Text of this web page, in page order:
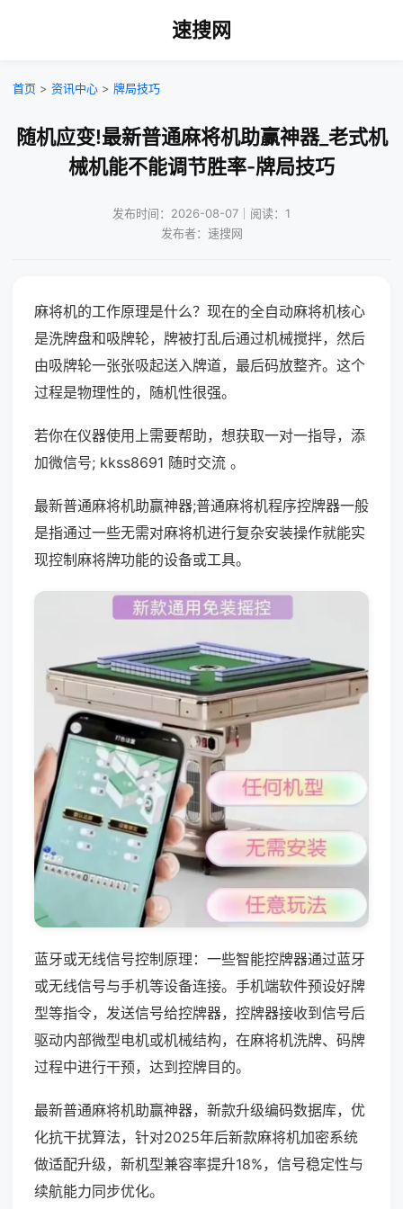
速搜网
首页 > 资讯中心 > 牌局技巧
随机应变!最新普通麻将机助赢神器_老式机
械机能不能调节胜率-牌局技巧
发布时间：2026-08-07｜阅读：1
发布者：速搜网
麻将机的工作原理是什么？现在的全自动麻将机核心
是洗牌盘和吸牌轮，牌被打乱后通过机械搅拌，然后
由吸牌轮一张张吸起送入牌道，最后码放整齐。这个
过程是物理性的，随机性很强。
若你在仪器使用上需要帮助，想获取一对一指导，添
加微信号; kkss8691 随时交流 。
最新普通麻将机助赢神器;普通麻将机程序控牌器一般
是指通过一些无需对麻将机进行复杂安装操作就能实
现控制麻将牌功能的设备或工具。
蓝牙或无线信号控制原理：一些智能控牌器通过蓝牙
或无线信号与手机等设备连接。手机端软件预设好牌
型等指令，发送信号给控牌器，控牌器接收到信号后
驱动内部微型电机或机械结构，在麻将机洗牌、码牌
过程中进行干预，达到控牌目的。
最新普通麻将机助赢神器，新款升级编码数据库，优
化抗干扰算法，针对2025年后新款麻将机加密系统
做适配升级，新机型兼容率提升18%，信号稳定性与
续航能力同步优化。